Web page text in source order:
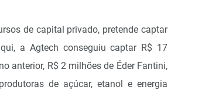
de capital privado, pretende captar
a Agtech conseguiu captar R$ 17
anterior, R$ 2 milhões de Éder Fantini,
de açúcar, etanol e energia